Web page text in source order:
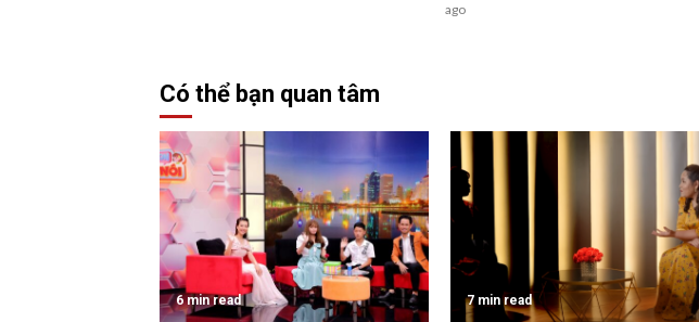
ago
Có thể bạn quan tâm
6 min read 7 min read